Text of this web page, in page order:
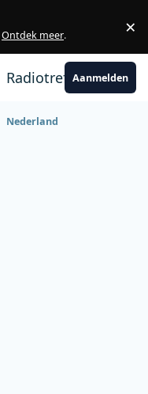
Ontdek meer. ×
RadiotrefpuntAanmelden
Nederland